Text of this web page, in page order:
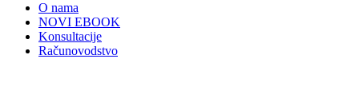
O nama
NOVI EBOOK
Konsultacije
Računovodstvo